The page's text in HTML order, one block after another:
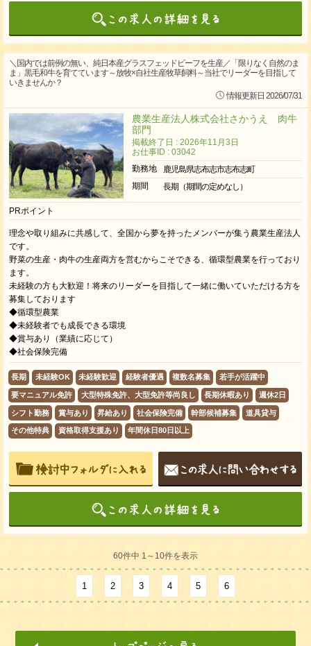
＼国内では前例の無い、純日本産グラスフェッドビーフを生産／「限りなく自然のま
ま」黒毛和牛を育てています～放牧×自社生産牧草飼料～当社でリーダーを目指して
いきませんか？
情報更新日 2026/07/31
農業生産法人株式会社さかうえ 肉牛
部門
掲載終了日 : 2026年11月3日
お仕事ID : 03042
勤務地
鹿児島県志布志市志布志町
期間
長期（期間の定めなし）
PRポイント
理念や取り組みに共感して、全国から夢を持ったメンバーが集う農業生産法人
です。
野菜の生産・肉牛の生産両方を営むからこそできる、循環型農業を行っており
ます。
未経験の方も大歓迎！将来のリーダーを目指して一緒に働いていただける方を
募集しております
◆循環型農業
◆未経験者でも成長できる環境
◆賞与あり（業績に応じて）
◆社会保険完備
長期 未経験OK 未経験歓迎 経験者優遇 複数名募集 若手が活躍中
要マニュアル免許 大型特殊免許、大型免許等尚良し 長期休暇あり 週休2日
シフト勤務 賞与あり 昇給あり 社会保険完備 幹部候補募集 道具貸与
その他特典 資格取得支援あり 年間休日80日以上
60件中 1～10件を表示
1 2 3 4 5 6